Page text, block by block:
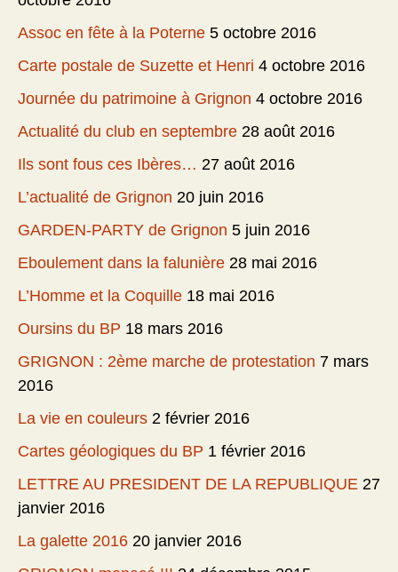
Assoc en fête à la Poterne 5 octobre 2016
Carte postale de Suzette et Henri 4 octobre 2016
Journée du patrimoine à Grignon 4 octobre 2016
Actualité du club en septembre 28 août 2016
Ils sont fous ces Ibères… 27 août 2016
L’actualité de Grignon 20 juin 2016
GARDEN-PARTY de Grignon 5 juin 2016
Eboulement dans la falunière 28 mai 2016
L’Homme et la Coquille 18 mai 2016
Oursins du BP 18 mars 2016
GRIGNON : 2ème marche de protestation 7 mars
2016
La vie en couleurs 2 février 2016
Cartes géologiques du BP 1 février 2016
LETTRE AU PRESIDENT DE LA REPUBLIQUE 27
janvier 2016
La galette 2016 20 janvier 2016